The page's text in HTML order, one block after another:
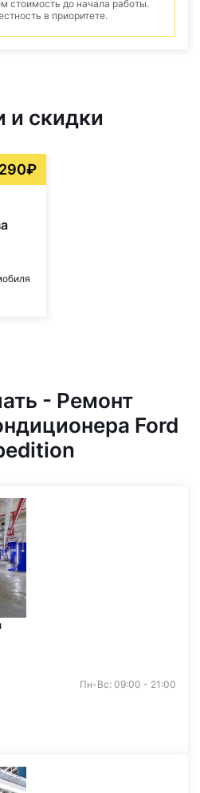
стоимость до начала работы.
в приоритете.
и скидки
- Ремонт
Ford
Пн-Вс: 09:00 - 21:00